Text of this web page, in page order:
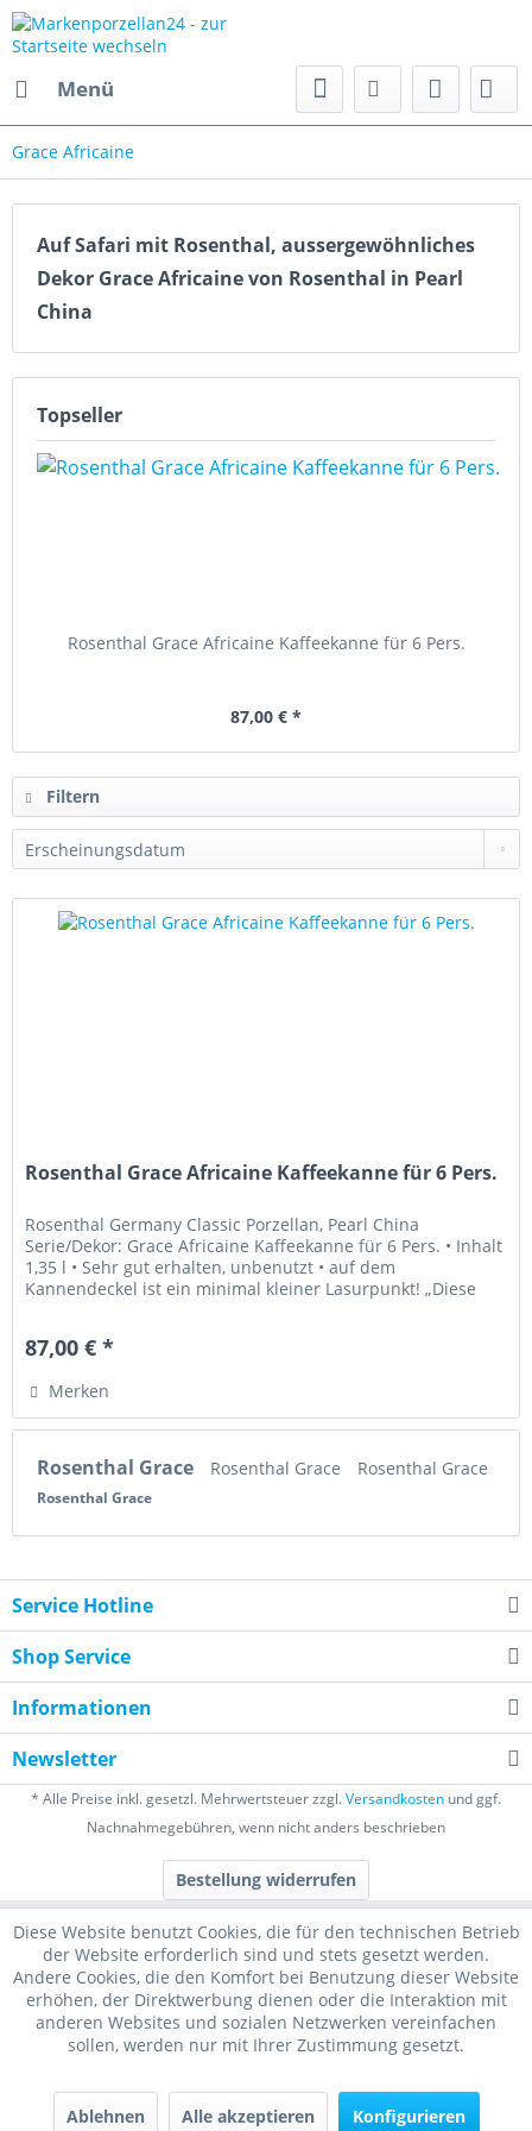
Menü
Grace Africaine
Auf Safari mit Rosenthal, aussergewöhnliches
Dekor Grace Africaine von Rosenthal in Pearl
China
Topseller
Rosenthal Grace Africaine Kaffeekanne für 6 Pers.
87,00 € *
Filtern
Rosenthal Grace Africaine Kaffeekanne für 6 Pers.
Rosenthal Germany Classic Porzellan, Pearl China
Serie/Dekor: Grace Africaine Kaffeekanne für 6 Pers. • Inhalt
1,35 l • Sehr gut erhalten, unbenutzt • auf dem
Kannendeckel ist ein minimal kleiner Lasurpunkt! „Diese
87,00 € *
Merken
Rosenthal Grace Rosenthal Grace Rosenthal Grace
Rosenthal Grace
Service Hotline
Shop Service
Informationen
Newsletter
* Alle Preise inkl. gesetzl. Mehrwertsteuer zzgl.Versandkosten und ggf.
Nachnahmegebühren, wenn nicht anders beschrieben
Bestellung widerrufen
Diese Website benutzt Cookies, die für den technischen Betrieb
der Website erforderlich sind und stets gesetzt werden.
Andere Cookies, die den Komfort bei Benutzung dieser Website
erhöhen, der Direktwerbung dienen oder die Interaktion mit
anderen Websites und sozialen Netzwerken vereinfachen
sollen, werden nur mit Ihrer Zustimmung gesetzt.
Ablehnen Alle akzeptieren Konfigurieren